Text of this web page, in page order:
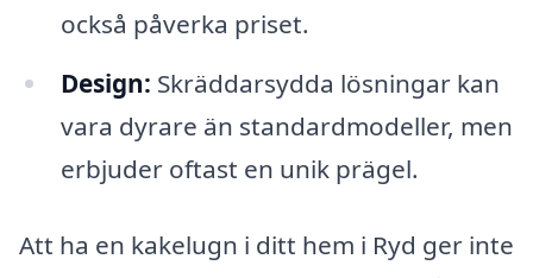
också påverka priset.
Design: Skräddarsydda lösningar kan
vara dyrare än standardmodeller, men
erbjuder oftast en unik prägel.
Att ha en kakelugn i ditt hem i Ryd ger inte